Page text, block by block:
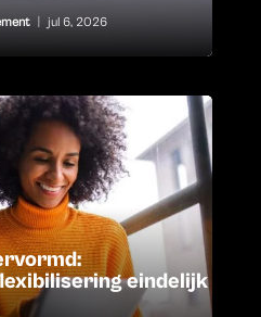
jul 6, 2026
eindelijk